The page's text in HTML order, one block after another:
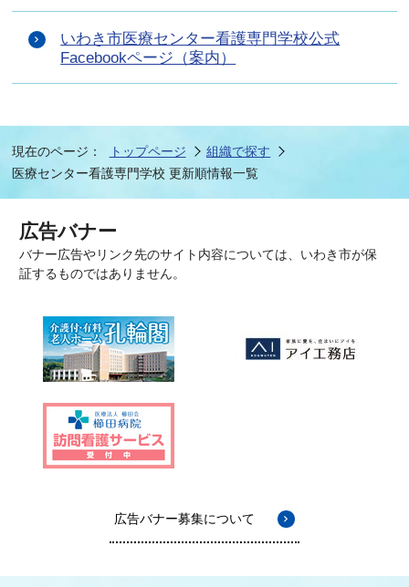
いわき市医療センター看護専門学校公式
Facebookページ（案内）
現在のページ： トップページ
組織で探す
医療センター看護専門学校 更新順情報一覧
広告バナー
バナー広告やリンク先のサイト内容については、いわき市が保
証するものではありません。
広告バナー募集について